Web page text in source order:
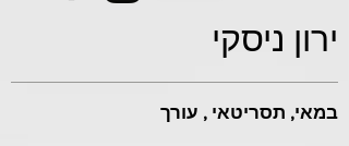
ירון ניסקי
במאי, תסריטאי , עורך